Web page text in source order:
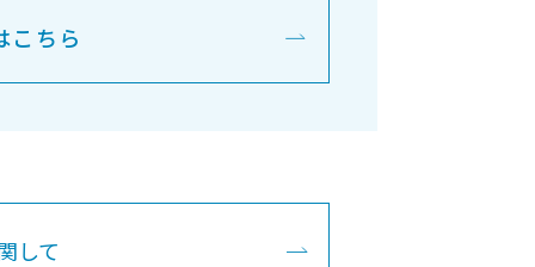
こちら
して